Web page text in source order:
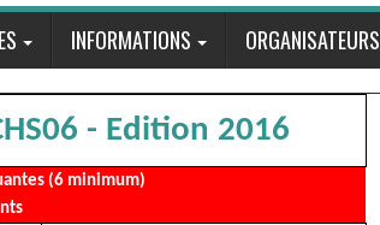
INFORMATIONS ORGANISATEURS
- Edition 2016
(6 minimum)